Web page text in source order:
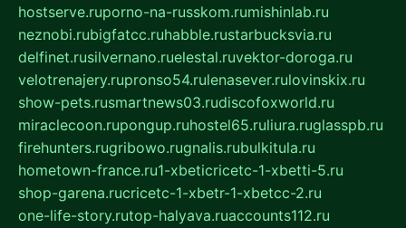
hostserve.ruporno-na-russkom.rumishinlab.ru
neznobi.rubigfatcc.ruhabble.rustarbucksvia.ru
delfinet.rusilvernano.ruelestal.ruvektor-doroga.ru
velotrenajery.rupronso54.rulenasever.rulovinskix.ru
show-pets.rusmartnews03.rudiscofoxworld.ru
miraclecoon.rupongup.ruhostel65.ruliura.ruglasspb.ru
firehunters.rugribowo.rugnalis.rubulkitula.ru
hometown-france.ru1-xbeticricetc-1-xbetti-5.ru
shop-garena.rucricetc-1-xbetr-1-xbetcc-2.ru
one-life-story.rutop-halyava.ruaccounts112.ru